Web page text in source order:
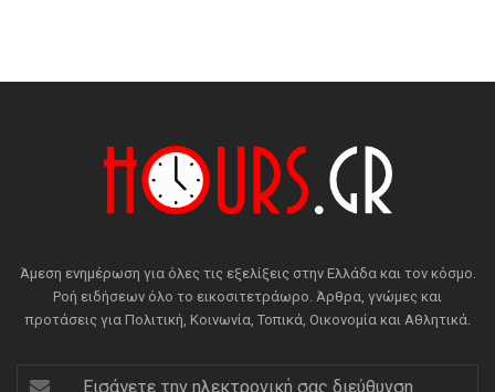
Άμεση ενημέρωση για όλες τις εξελίξεις στην Ελλάδα και τον κόσμο.
Ροή ειδήσεων όλο το εικοσιτετράωρο. Άρθρα, γνώμες και
προτάσεις για Πολιτική, Κοινωνία, Τοπικά, Οικονομία και Αθλητικά.